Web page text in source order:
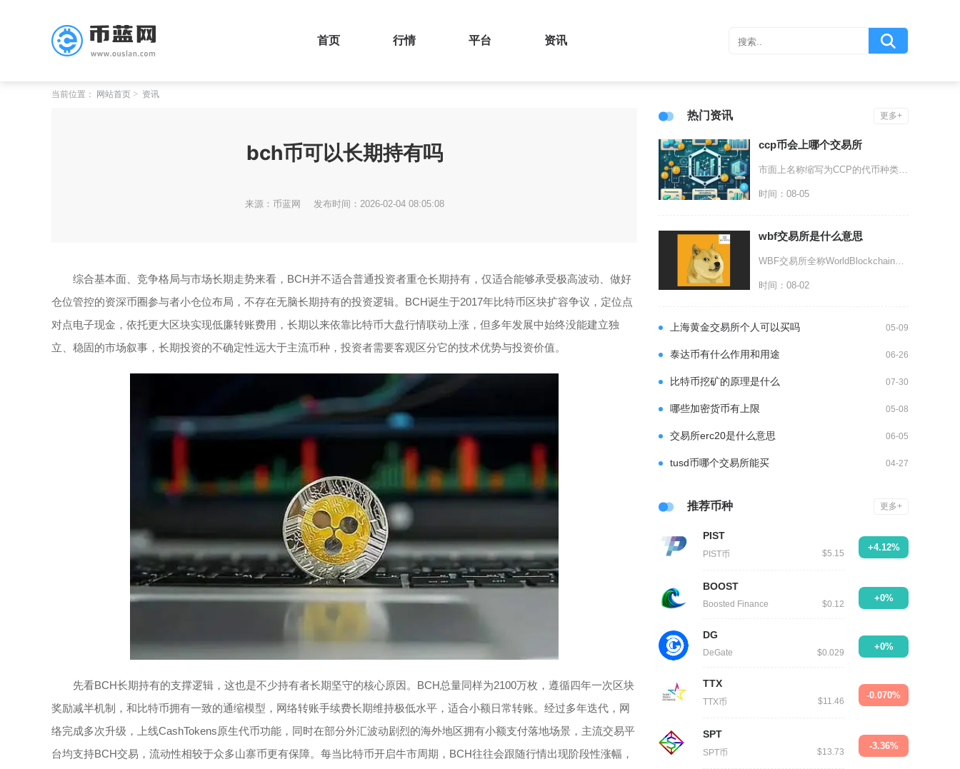
首页 行情 平台 资讯
当前位置： 网站首页 资讯
bch币可以长期持有吗
来源：币蓝网 发布时间：2026-02-04 08:05:08
综合基本面、竞争格局与市场长期走势来看，BCH并不适合普通投资者重仓长期持有，仅适合能够承受极高波动、做好
仓位管控的资深币圈参与者小仓位布局，不存在无脑长期持有的投资逻辑。BCH诞生于2017年比特币区块扩容争议，定位点
对点电子现金，依托更大区块实现低廉转账费用，长期以来依靠比特币大盘行情联动上涨，但多年发展中始终没能建立独
立、稳固的市场叙事，长期投资的不确定性远大于主流币种，投资者需要客观区分它的技术优势与投资价值。
先看BCH长期持有的支撑逻辑，这也是不少持有者长期坚守的核心原因。BCH总量同样为2100万枚，遵循四年一次区块
奖励减半机制，和比特币拥有一致的通缩模型，网络转账手续费长期维持极低水平，适合小额日常转账。经过多年迭代，网
络完成多次升级，上线CashTokens原生代币功能，同时在部分外汇波动剧烈的海外地区拥有小额支付落地场景，主流交易平
台均支持BCH交易，流动性相较于众多山寨币更有保障。每当比特币开启牛市周期，BCH往往会跟随行情出现阶段性涨幅，
热门资讯 更多+
ccp币会上哪个交易所
市面上名称缩写为CCP的代币种类繁多，不存在统一确定将要上线的中心化交易所，仅有部分同名代
时间：08-05
wbf交易所是什么意思
WBF交易所全称WorldBlockchainFutureExchange，中文通用名称为
时间：08-02
上海黄金交易所个人可以买吗 05-09
泰达币有什么作用和用途 06-26
比特币挖矿的原理是什么 07-30
哪些加密货币有上限 05-08
交易所erc20是什么意思 06-05
tusd币哪个交易所能买 04-27
推荐币种 更多+
PIST
PIST币 $5.15
+4.12%
BOOST
Boosted Finance $0.12
+0%
DG
DeGate $0.029
+0%
TTX
TTX币 $11.46
-0.070%
SPT
SPT币 $13.73
-3.36%